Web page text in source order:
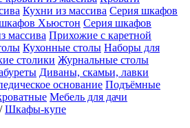
Кухни из массива Серия шкафов
Хьюстон Серия шкафов
массива Прихожие с каретной
Кухонные столы Наборы для
столики Журнальные столы
Диваны, скамьи, лавки
основание Подъёмные
Мебель для дачи
/Шкафы-купе